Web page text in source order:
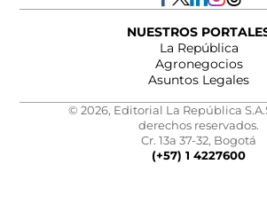
NUESTROS
La República
Agronegocios
Asuntos Legales
© 2026, Editorial La República
derechos reservados.
Cr. 13a 37-32, Bogotá
(+57) 1 4227600